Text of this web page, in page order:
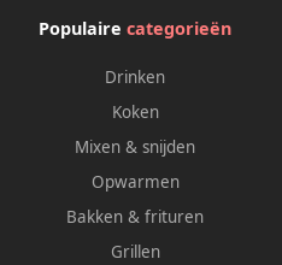
Populaire categorieën
Drinken
Koken
Mixen & snijden
Opwarmen
Bakken & frituren
Grillen